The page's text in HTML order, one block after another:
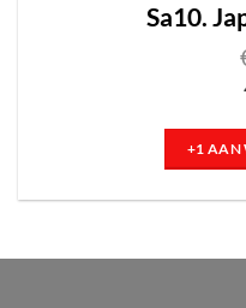
Sa10.
+1 AAN